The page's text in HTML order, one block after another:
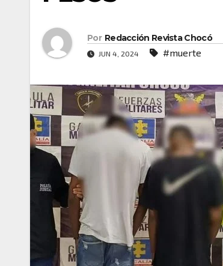
Por Redacción Revista Chocó
JUN 4, 2024 #muerte